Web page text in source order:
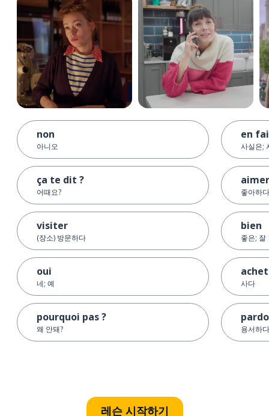
non
아니오
ça te dit ?
어때요?
visiter
(장소) 방문하다
oui
네; 예
pourquoi pas ?
왜 안돼?
en
사실은;
aimer
좋아하
bien
좋은; 잘
사다
용서하다
레슨 시작하기